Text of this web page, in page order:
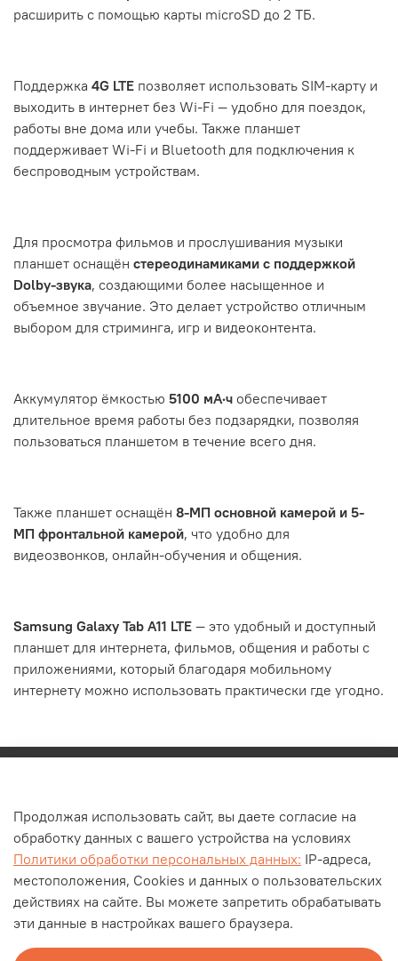
расширить с помощью карты microSD до 2 ТБ.
Поддержка 4G LTE позволяет использовать SIM-карту и
выходить в интернет без Wi-Fi — удобно для поездок,
работы вне дома или учебы. Также планшет
поддерживает Wi-Fi и Bluetooth для подключения к
беспроводным устройствам.
Для просмотра фильмов и прослушивания музыки
планшет оснащён стереодинамиками с поддержкой
Dolby-звука, создающими более насыщенное и
объемное звучание. Это делает устройство отличным
выбором для стриминга, игр и видеоконтента.
Аккумулятор ёмкостью 5100 мА·ч обеспечивает
длительное время работы без подзарядки, позволяя
пользоваться планшетом в течение всего дня.
Также планшет оснащён 8-МП основной камерой и 5-
МП фронтальной камерой, что удобно для
видеозвонков, онлайн-обучения и общения.
Samsung Galaxy Tab A11 LTE — это удобный и доступный
планшет для интернета, фильмов, общения и работы с
приложениями, который благодаря мобильному
интернету можно использовать практически где угодно.
О компании
Контакты
Оплата и доставка
Личный кабинет
Продолжая использовать сайт, вы даете согласие на
обработку данных с вашего устройства на условиях
Политики обработки персональных данных: IP-адреса,
местоположения, Cookies и данных о пользовательских
действиях на сайте. Вы можете запретить обрабатывать
эти данные в настройках вашего браузера.